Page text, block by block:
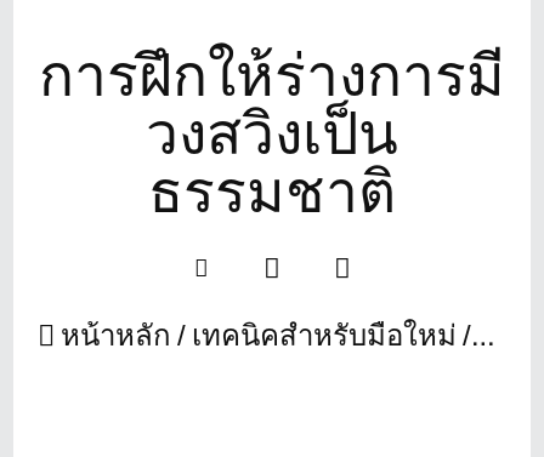
การฝึกให้ร่างการมี
วงสวิงเป็น
ธรรมชาติ
หน้าหลัก เทคนิคสำหรับมือใหม่ การ